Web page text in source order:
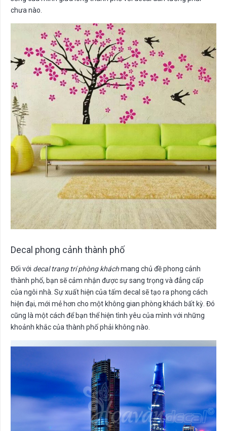
chưa nào.
Decal phong cảnh thành phố
Đối với decal trang trí phòng kháchmang chủ đề phong cảnh
thành phố, bạn sẽ cảm nhận được sự sang trọng và đẳng cấp
của ngôi nhà. Sự xuất hiện của tấm decal sẽ tạo ra phong cách
hiện đại, mới mẻ hơn cho một không gian phòng khách bất kỳ. Đó
cũng là một cách để bạn thể hiện tình yêu của mình với những
khoảnh khắc của thành phố phải không nào.